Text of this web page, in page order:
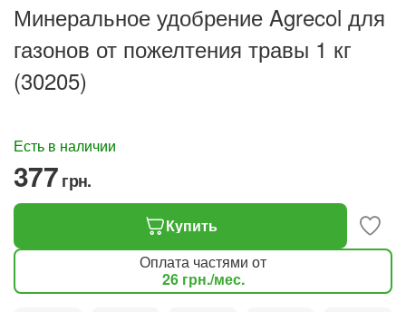
Минеральное удобрение Agrecol для
газонов от пожелтения травы 1 кг
(30205)
‍377‍грн.
Есть в наличии
Купить
Оплата частями от
26 грн./мес.